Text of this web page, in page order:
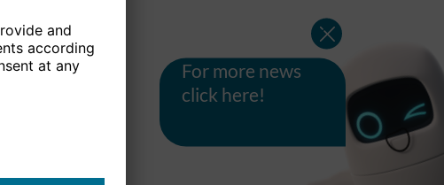
For more news
click here!